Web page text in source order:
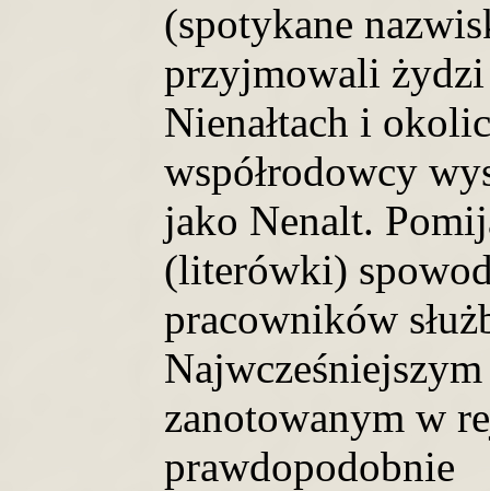
(spotykane
przyjmowali
Nienałtach i
współrodowcy
jako Nenalt.
(literówki)
pracowników
zanotowanym w
prawdopodobnie